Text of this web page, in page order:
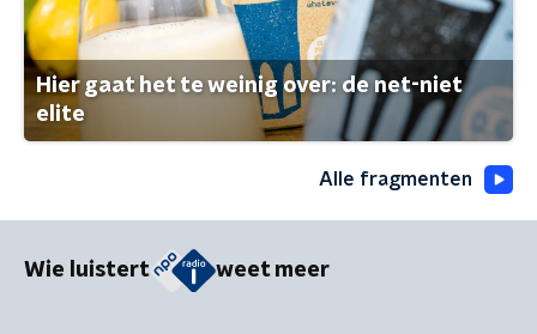
Hier gaat het te weinig over: de net-niet
elite
Alle fragmenten
Wie luistert weet meer